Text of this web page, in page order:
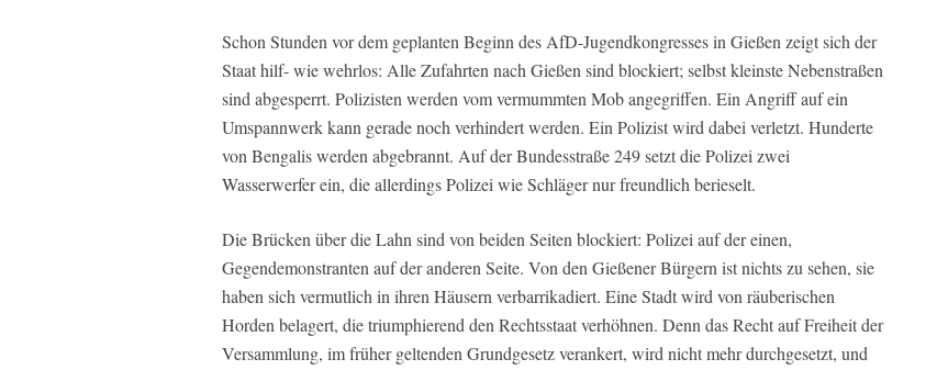
Schon Stunden vor dem geplanten Beginn des AfD-Jugendkongresses in Gießen zeigt sich der
Staat hilf- wie wehrlos: Alle Zufahrten nach Gießen sind blockiert; selbst kleinste Nebenstraßen
sind abgesperrt. Polizisten werden vom vermummten Mob angegriffen. Ein Angriff auf ein
Umspannwerk kann gerade noch verhindert werden. Ein Polizist wird dabei verletzt. Hunderte
von Bengalis werden abgebrannt. Auf der Bundesstraße 249 setzt die Polizei zwei
Wasserwerfer ein, die allerdings Polizei wie Schläger nur freundlich berieselt.
Die Brücken über die Lahn sind von beiden Seiten blockiert: Polizei auf der einen,
Gegendemonstranten auf der anderen Seite. Von den Gießener Bürgern ist nichts zu sehen, sie
haben sich vermutlich in ihren Häusern verbarrikadiert. Eine Stadt wird von räuberischen
Horden belagert, die triumphierend den Rechtsstaat verhöhnen. Denn das Recht auf Freiheit der
Versammlung, im früher geltenden Grundgesetz verankert, wird nicht mehr durchgesetzt, und